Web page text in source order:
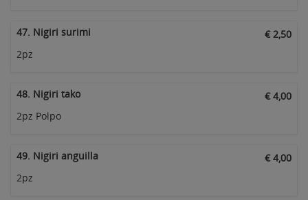
47. Nigiri surimi
€ 2,50
2pz
48. Nigiri tako
€ 4,00
2pz Polpo
49. Nigiri anguilla
€ 4,00
2pz